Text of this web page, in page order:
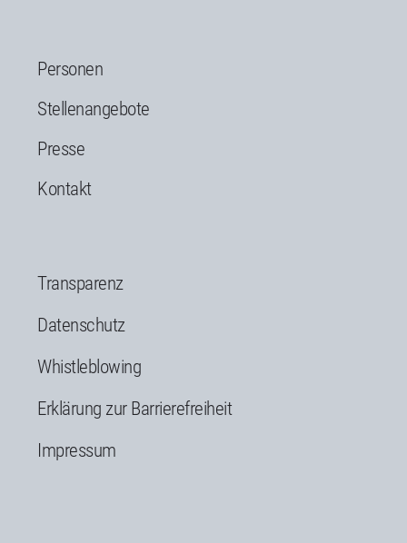
Personen
Stellenangebote
Presse
Kontakt
Transparenz
Datenschutz
Whistleblowing
Erklärung zur Barrierefreiheit
Impressum